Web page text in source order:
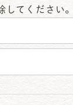
てください。